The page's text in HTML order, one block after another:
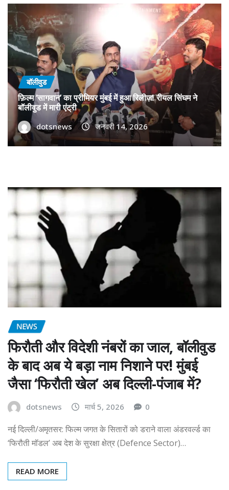
बॉलीवुड
फ़िल्म ‘सागवान’ का प्रीमियर मुंबई में हुआ रिलीज़! रीयल सिंघम ने
बॉलीवुड में मारी एंट्री
dotsnews जनवरी 14, 2026
NEWS
फिरौती और विदेशी नंबरों का जाल, बॉलीवुड
के बाद अब ये बड़ा नाम निशाने पर! मुंबई
जैसा ‘फिरौती खेल’ अब दिल्ली-पंजाब में?
dotsnews मार्च 5, 2026 0
नई दिल्ली/अमृतसर: फिल्म जगत के सितारों को डराने वाला अंडरवर्ल्ड का
‘फिरौती मॉडल’ अब देश के सुरक्षा क्षेत्र (Defence Sector)…
READ MORE